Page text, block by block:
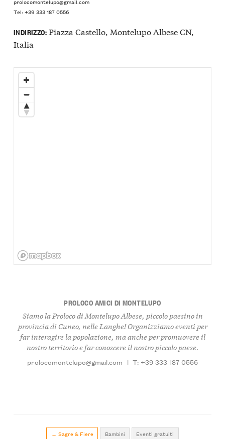
Tel: +39 333 187 0556
INDIRIZZO:Piazza Castello, Montelupo Albese CN,
Italia
PROLOCO AMICI DI MONTELUPO
Siamo la Proloco di Montelupo Albese, piccolo paesino in
provincia di Cuneo, nelle Langhe! Organizziamo eventi per
far interagire la popolazione, ma anche per promuovere il
nostro territorio e far conoscere il nostro piccolo paese.
prolocomontelupo@gmail.com | T: +39 333 187 0556
← Sagre & Fiere Bambini Eventi gratuiti